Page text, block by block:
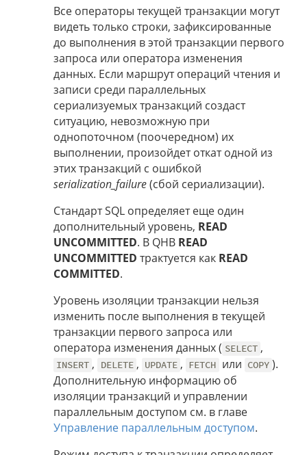
Все операторы текущей транзакции могут
видеть только строки, зафиксированные
до выполнения в этой транзакции первого
запроса или оператора изменения
данных. Если маршрут операций чтения и
записи среди параллельных
сериализуемых транзакций создаст
ситуацию, невозможную при
однопоточном (поочередном) их
выполнении, произойдет откат одной из
этих транзакций с ошибкой
serialization_failure(сбой сериализации).
Стандарт SQL определяет еще один
дополнительный уровень, READ
UNCOMMITTED. В QHB READ
UNCOMMITTED трактуется как READ
COMMITTED.
Уровень изоляции транзакции нельзя
изменить после выполнения в текущей
транзакции первого запроса или
оператора изменения данных ( SELECT ,
INSERT , DELETE , UPDATE , FETCH или COPY ).
Дополнительную информацию об
изоляции транзакций и управлении
параллельным доступом см. в главе
Управление параллельным доступом.